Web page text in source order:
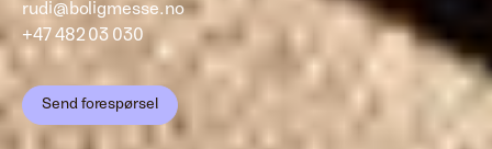
rudi@boligmesse.no
+47 482 03 030
Send forespørsel